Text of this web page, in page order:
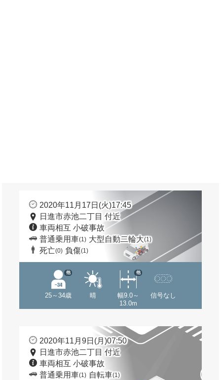
2020年11月17日(火)17:45
日進市赤池二丁目 付近
車両相互 小破事故
普通乗用車(1) 大型自動二輪大(1)
死亡(0) 負傷(1)
25～34歳
他
晴
幅9.0～
13.0m
他
信号なし
2020年11月9日(月)07:50
日進市赤池二丁目 付近
車両相互 小破事故
普通乗用車(1) 自転車(1)